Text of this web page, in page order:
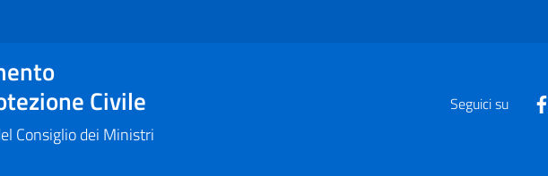
Civile
Consiglio dei Ministri
Seguici su